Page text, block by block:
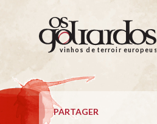
Os
Goliardos
Vinhos
de
Terroir
Europeus
vinhos de terroir europeus
PARTAGER